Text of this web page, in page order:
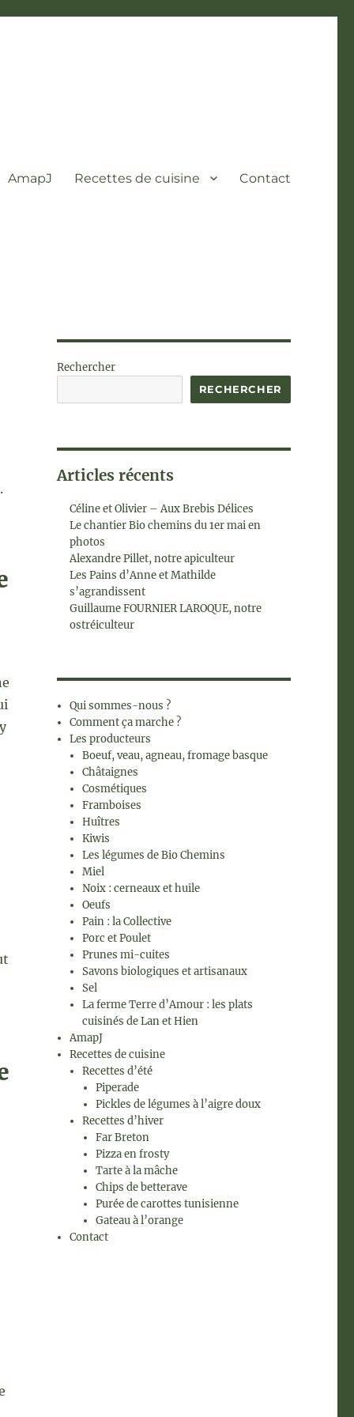
AmapJ Recettes de cuisine Contact
Rechercher
RECHERCHER
Articles récents
Céline et Olivier – Aux Brebis Délices
Le chantier Bio chemins du 1er mai en
photos
Alexandre Pillet, notre apiculteur
Les Pains d’Anne et Mathilde
s’agrandissent
Guillaume FOURNIER LAROQUE, notre
ostréiculteur
Qui sommes-nous ?
Comment ça marche ?
Les producteurs
Boeuf, veau, agneau, fromage basque
Châtaignes
Cosmétiques
Framboises
Huîtres
Kiwis
Les légumes de Bio Chemins
Miel
Noix : cerneaux et huile
Oeufs
Pain : la Collective
Porc et Poulet
Prunes mi-cuites
Savons biologiques et artisanaux
Sel
La ferme Terre d’Amour : les plats
cuisinés de Lan et Hien
AmapJ
Recettes de cuisine
Recettes d’été
Piperade
Pickles de légumes à l’aigre doux
Recettes d’hiver
Far Breton
Pizza en frosty
Tarte à la mâche
Chips de betterave
Purée de carottes tunisienne
Gateau à l’orange
Contact